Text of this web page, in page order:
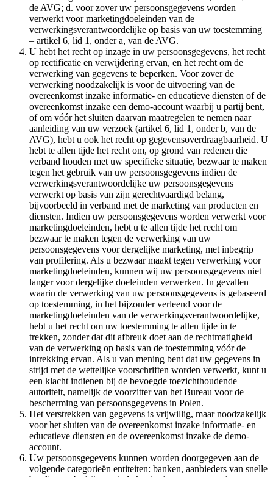
de AVG; d. voor zover uw persoonsgegevens worden
verwerkt voor marketingdoeleinden van de
verwerkingsverantwoordelijke op basis van uw toestemming
– artikel 6, lid 1, onder a, van de AVG.
U hebt het recht op inzage in uw persoonsgegevens, het recht
op rectificatie en verwijdering ervan, en het recht om de
verwerking van gegevens te beperken. Voor zover de
verwerking noodzakelijk is voor de uitvoering van de
overeenkomst inzake informatie- en educatieve diensten of de
overeenkomst inzake een demo-account waarbij u partij bent,
of om vóór het sluiten daarvan maatregelen te nemen naar
aanleiding van uw verzoek (artikel 6, lid 1, onder b, van de
AVG), hebt u ook het recht op gegevensoverdraagbaarheid. U
hebt te allen tijde het recht om, op grond van redenen die
verband houden met uw specifieke situatie, bezwaar te maken
tegen het gebruik van uw persoonsgegevens indien de
verwerkingsverantwoordelijke uw persoonsgegevens
verwerkt op basis van zijn gerechtvaardigd belang,
bijvoorbeeld in verband met de marketing van producten en
diensten. Indien uw persoonsgegevens worden verwerkt voor
marketingdoeleinden, hebt u te allen tijde het recht om
bezwaar te maken tegen de verwerking van uw
persoonsgegevens voor dergelijke marketing, met inbegrip
van profilering. Als u bezwaar maakt tegen verwerking voor
marketingdoeleinden, kunnen wij uw persoonsgegevens niet
langer voor dergelijke doeleinden verwerken. In gevallen
waarin de verwerking van uw persoonsgegevens is gebaseerd
op toestemming, in het bijzonder verleend voor de
marketingdoeleinden van de verwerkingsverantwoordelijke,
hebt u het recht om uw toestemming te allen tijde in te
trekken, zonder dat dit afbreuk doet aan de rechtmatigheid
van de verwerking op basis van de toestemming vóór de
intrekking ervan. Als u van mening bent dat uw gegevens in
strijd met de wettelijke voorschriften worden verwerkt, kunt u
een klacht indienen bij de bevoegde toezichthoudende
autoriteit, namelijk de voorzitter van het Bureau voor de
bescherming van persoonsgegevens in Polen.
Het verstrekken van gegevens is vrijwillig, maar noodzakelijk
voor het sluiten van de overeenkomst inzake informatie- en
educatieve diensten en de overeenkomst inzake de demo-
account.
Uw persoonsgegevens kunnen worden doorgegeven aan de
volgende categorieën entiteiten: banken, aanbieders van snelle